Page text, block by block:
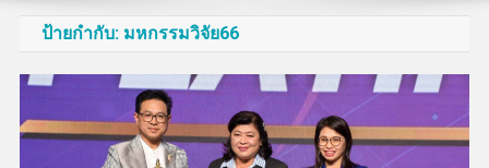
ป้ายกำกับ: มหกรรมวิจัย66